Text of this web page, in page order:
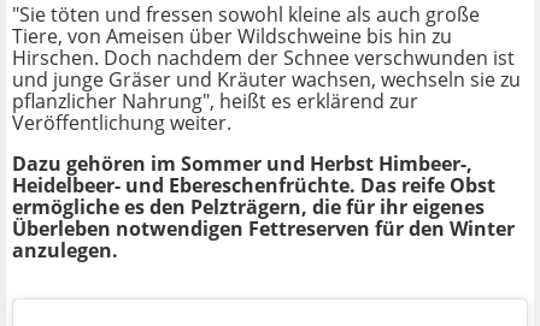
"Sie töten und fressen sowohl kleine als auch große
Tiere, von Ameisen über Wildschweine bis hin zu
Hirschen. Doch nachdem der Schnee verschwunden ist
und junge Gräser und Kräuter wachsen, wechseln sie zu
pflanzlicher Nahrung", heißt es erklärend zur
Veröffentlichung weiter.
Dazu gehören im Sommer und Herbst Himbeer-,
Heidelbeer- und Ebereschenfrüchte. Das reife Obst
ermögliche es den Pelzträgern, die für ihr eigenes
Überleben notwendigen Fettreserven für den Winter
anzulegen.